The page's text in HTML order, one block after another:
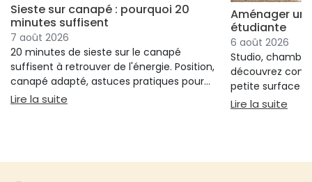
Sieste sur canapé : pourquoi 20
minutes suffisent
7 août 2026
20 minutes de sieste sur le canapé
suffisent à retrouver de l'énergie. Position,
canapé adapté, astuces pratiques pour
bien s'installer.
Lire la suite : Sieste sur canapé : pourquoi 20 minutes
Aménager un
étudiante
6 août 2026
Studio,
découvrez
petite surface à
confort ni
Lire la suite